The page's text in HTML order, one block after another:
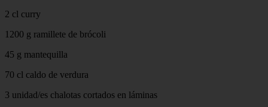
2 cl curry
1200 g ramillete de brócoli
45 g mantequilla
70 cl caldo de verdura
3 unidad/es chalotas cortados en láminas